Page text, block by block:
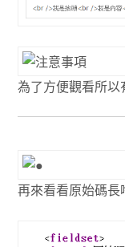
為了方便觀看所以
再來看看原始碼長